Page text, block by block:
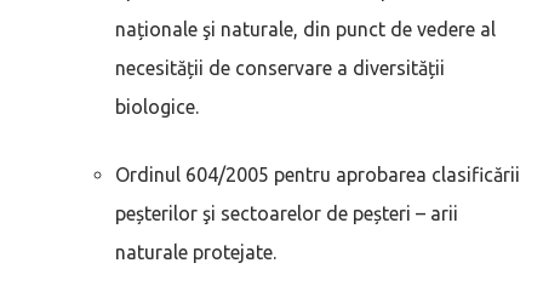
naționale şi naturale, din punct de vedere al
necesității de conservare a diversității
biologice.
Ordinul 604/2005 pentru aprobarea clasificării
peșterilor şi sectoarelor de peșteri – arii
naturale protejate.